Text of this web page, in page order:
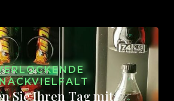
Sie Ihren Tag mit